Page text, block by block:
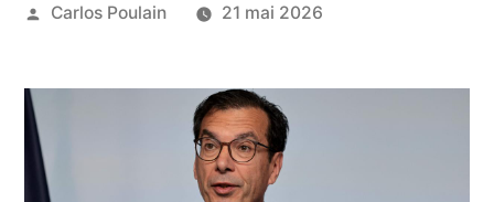
Publié
Carlos Poulain 21 mai 2026